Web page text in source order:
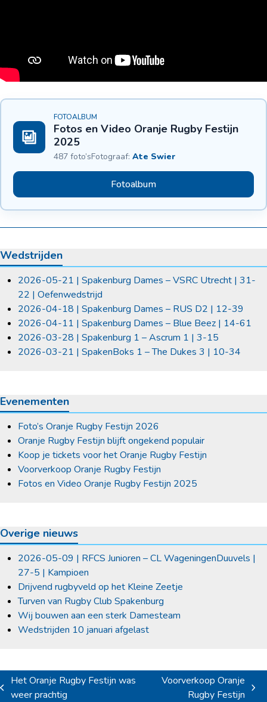
FOTOALBUM
Fotos en Video Oranje Rugby Festijn
2025
487 foto’sFotograaf: Ate Swier
Fotoalbum
Wedstrijden
2026-05-21 | Spakenburg Dames – VSRC Utrecht | 31-
22 | Oefenwedstrijd
2026-04-18 | Spakenburg Dames – RUS D2 | 12-39
2026-04-11 | Spakenburg Dames – Blue Beez | 14-61
2026-03-28 | Spakenburg 1 – Ascrum 1 | 3-15
2026-03-21 | SpakenBoks 1 – The Dukes 3 | 10-34
Evenementen
Foto’s Oranje Rugby Festijn 2026
Oranje Rugby Festijn blijft ongekend populair
Koop je tickets voor het Oranje Rugby Festijn
Voorverkoop Oranje Rugby Festijn
Fotos en Video Oranje Rugby Festijn 2025
Overige nieuws
2026-05-09 | RFCS Junioren – CL WageningenDuuvels |
27-5 | Kampioen
Drijvend rugbyveld op het Kleine Zeetje
Turven van Rugby Club Spakenburg
Wij bouwen aan een sterk Damesteam
Wedstrijden 10 januari afgelast
previous
Het Oranje Rugby Festijn was
weer prachtig
Voorverkoop Oranje
Rugby Festijn